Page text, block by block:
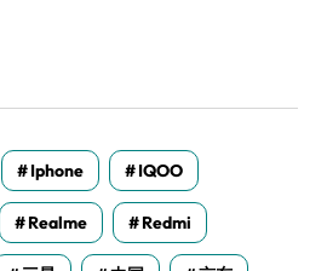
Iphone IQOO
Realme Redmi